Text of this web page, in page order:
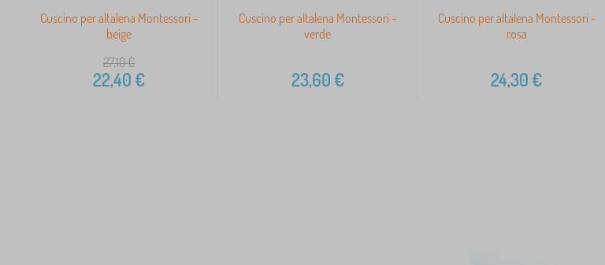
Cuscino per altalena Montessori -
beige
27,10€
22,40€
Cuscino per altalena Montessori -
verde
23,60€
Cuscino per altalena Montessori -
rosa
24,30€